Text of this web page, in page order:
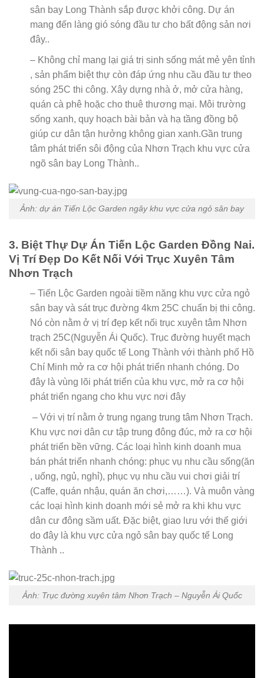
sân bay Long Thành sắp được khởi công. Dự án
mang đến làng gió sóng đầu tư cho bất động sản nơi
đây..
– Không chỉ mang lại giá trị sinh sống mát mẻ yên tỉnh
, sản phẩm biệt thự còn đáp ứng nhu cầu đầu tư theo
sóng 25C thi công. Xây dựng nhà ở, mở cửa hàng,
quán cà phê hoặc cho thuê thương mại. Môi trường
sống xanh, quy hoạch bài bản và hạ tầng đồng bộ
giúp cư dân tận hưởng không gian xanh.Gần trung
tâm phát triển sôi động của Nhơn Trạch khu vực cửa
ngõ sân bay Long Thành..
Ảnh: dự án Tiến Lộc Garden ngây khu vực cửa ngỏ sân bay
3. Biệt Thự Dự Án Tiến Lộc Garden Đồng Nai.
Vị Trí Đẹp Do Kết Nối Với Trục Xuyên Tâm
Nhơn Trạch
– Tiến Lộc Garden ngoài tiềm năng khu vực cửa ngỏ
sân bay và sát trục đường 4km 25C chuẩn bị thi công.
Nó còn nằm ở vị trí đẹp kết nối trục xuyên tâm Nhơn
trạch 25C(Nguyễn Ái Quốc). Trục đường huyết mạch
kết nối sân bay quốc tế Long Thành với thành phố Hồ
Chí Minh mở ra cơ hội phát triển nhanh chóng. Do
đây là vùng lõi phát triển của khu vực, mở ra cơ hội
phát triển ngang cho khu vực nơi đây
– Với vị trí nằm ở trung ngang trung tâm Nhơn Trạch.
Khu vực nơi dân cư tập trung đông đúc, mở ra cơ hội
phát triển bền vững. Các loại hình kinh doanh mua
bán phát triển nhanh chóng: phục vụ nhu cầu sống(ăn
, uống, ngủ, nghỉ), phục vụ nhu cầu vui chơi giải trí
(Caffe, quán nhậu, quán ăn chơi,……). Và muôn vàng
các loại hình kinh doanh mới sẻ mở ra khi khu vực
dân cư đông sầm uất. Đặc biệt, giao lưu với thế giới
do đây là khu vực cửa ngỏ sân bay quốc tế Long
Thành ..
Ảnh: Trục đường xuyên tâm Nhơn Trạch – Nguyễn Ái Quốc